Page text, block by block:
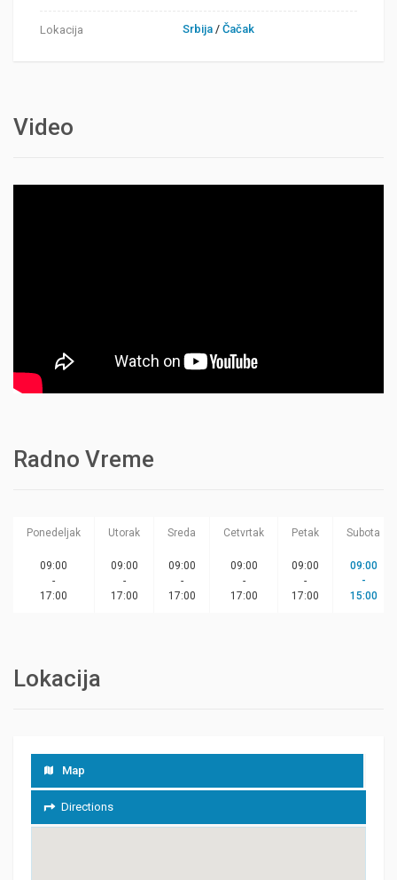
Lokacija Srbija /Čačak
Video
Radno Vreme
Ponedeljak Utorak Sreda Cetvrtak Petak Subota
09:00
-
17:00
09:00
-
17:00
09:00
-
17:00
09:00
-
17:00
09:00
-
17:00
09:00
-
15:00
Lokacija
Map
Directions